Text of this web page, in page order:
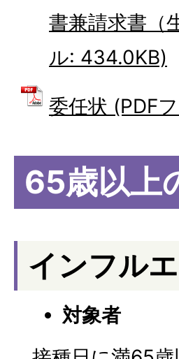
書兼請求書（
ル: 434.0KB)
委任状 (PDF
65歳以上
インフル
対象者